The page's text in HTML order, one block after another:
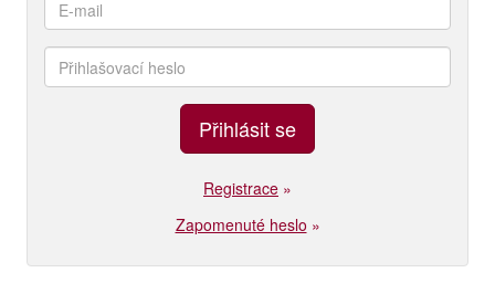
Registrace »
Zapomenuté heslo »